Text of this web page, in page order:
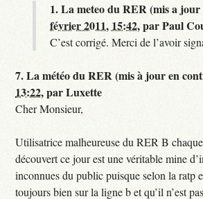
1.La meteo du RER (mis a
février 2011, 15:42,parPaul
C’est corrigé. Merci de l’avoir
7.La météo du RER (mis à jour en
13:22,parLuxette
Cher Monsieur,
Utilisatrice malheureuse du RER B
découvert ce jour est une véritable mine
inconnues du public puisque selon la ratp
toujours bien sur la ligne b et qu’il n’est